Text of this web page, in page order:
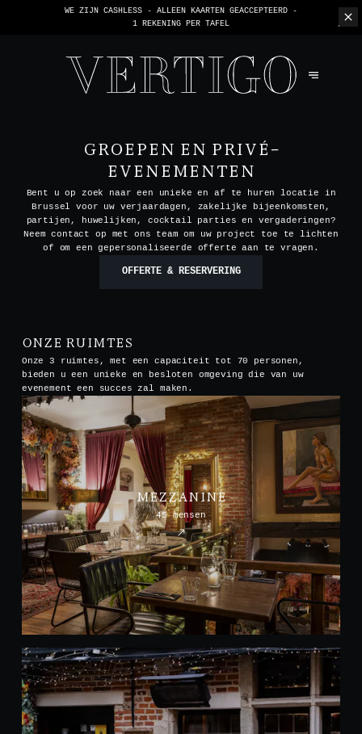
WE ZIJN CASHLESS - ALLEEN KAARTEN GEACCEPTEERD -
1 REKENING PER TAFEL
GROEPEN EN PRIVÉ-
EVENEMENTEN
Bent u op zoek naar een unieke en af te huren locatie in
Brussel voor uw verjaardagen, zakelijke bijeenkomsten,
partijen, huwelijken, cocktail parties en vergaderingen?
Neem contact op met ons team om uw project toe te lichten
of om een gepersonaliseerde offerte aan te vragen.
OFFERTE & RESERVERING
ONZE RUIMTES
Onze 3 ruimtes, met een capaciteit tot 70 personen,
bieden u een unieke en besloten omgeving die van uw
evenement een succes zal maken.
MEZZANINE
45 mensen